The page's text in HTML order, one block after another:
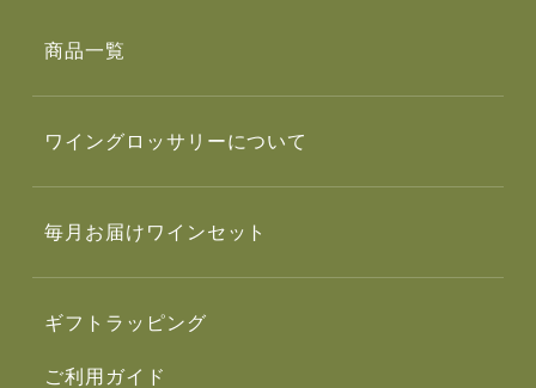
商品一覧
ワイングロッサリーについて
毎月お届けワインセット
ギフトラッピング
ご利用ガイド